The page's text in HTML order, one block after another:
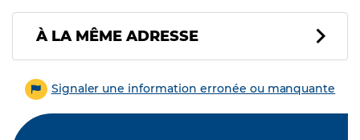
À LA MÊME ADRESSE
Signaler une information erronée ou manquante